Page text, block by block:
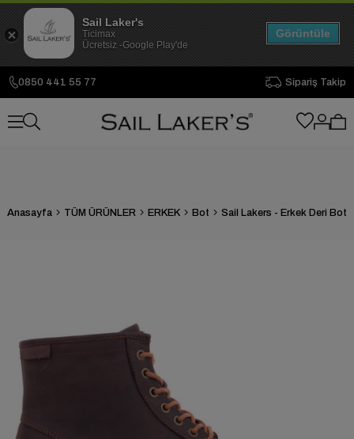
0850 441 55 77 Sipariş Takip
Anasayfa TÜM ÜRÜNLER ERKEK Bot Sail Lakers - Erkek Deri Bot
Sail Laker's
Ticimax
Ücretsiz -Google Play'de
Görüntüle